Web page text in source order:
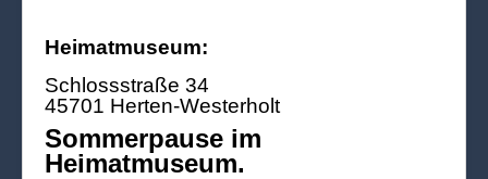
Heimatmuseum:
Schlossstraße 34
45701 Herten-Westerholt
Sommerpause im
Heimatmuseum.